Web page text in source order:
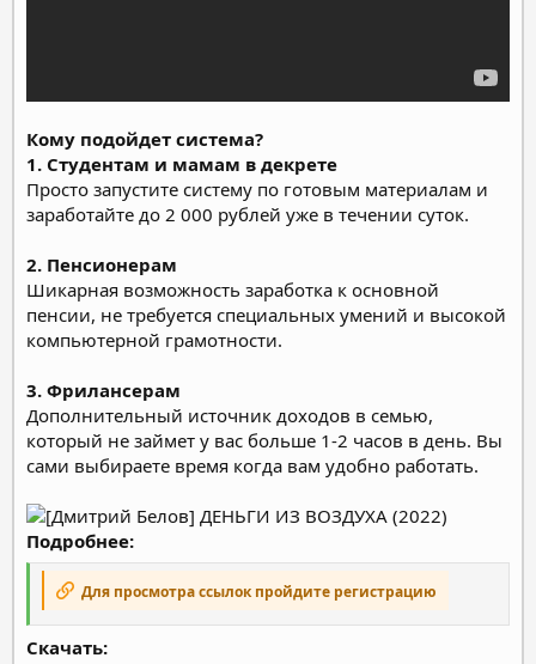
Кому подойдет система?
1. Студентам и мамам в декрете
Просто запустите систему по готовым материалам и
заработайте до 2 000 рублей уже в течении суток.
2. Пенсионерам
Шикарная возможность заработка к основной
пенсии, не требуется специальных умений и высокой
компьютерной грамотности.
3. Фрилансерам
Дополнительный источник доходов в семью,
который не займет у вас больше 1-2 часов в день. Вы
сами выбираете время когда вам удобно работать.
Подробнее:
Для просмотра ссылок пройдите регистрацию
Скачать:​